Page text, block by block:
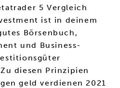
5 Vergleich
ist in deinem
Börsenbuch,
und Business-
diesen Prinzipien
geld verdienen 2021